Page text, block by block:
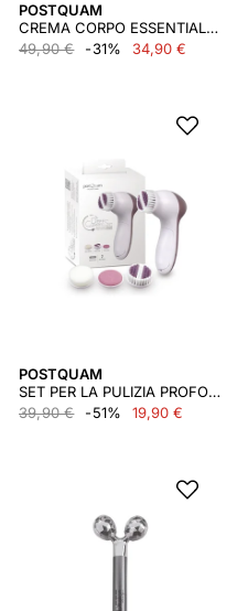
POSTQUAM
CREMA CORPO ESSENTIAL SERIES 250 ML
49,90 €
-31% 34,90 €
POSTQUAM
SET PER LA PULIZIA PROFONDA
39,90 €
-51% 19,90 €